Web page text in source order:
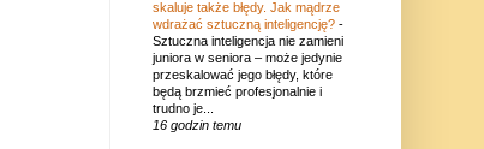
skaluje także błędy. Jak mądrze
wdrażać sztuczną inteligencję? -
Sztuczna inteligencja nie zamieni
juniora w seniora – może jedynie
przeskalować jego błędy, które
będą brzmieć profesjonalnie i
trudno je...
16 godzin temu